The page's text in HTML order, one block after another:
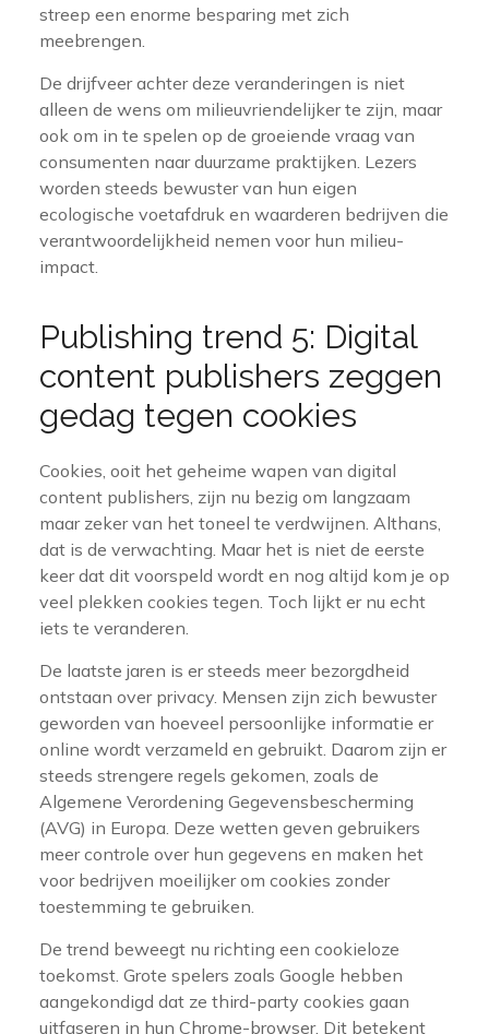
streep een enorme besparing met zich
meebrengen.
De drijfveer achter deze veranderingen is niet
alleen de wens om milieuvriendelijker te zijn, maar
ook om in te spelen op de groeiende vraag van
consumenten naar duurzame praktijken. Lezers
worden steeds bewuster van hun eigen
ecologische voetafdruk en waarderen bedrijven die
verantwoordelijkheid nemen voor hun milieu-
impact.
Publishing trend 5: Digital
content publishers zeggen
gedag tegen cookies
Cookies, ooit het geheime wapen van digital
content publishers, zijn nu bezig om langzaam
maar zeker van het toneel te verdwijnen. Althans,
dat is de verwachting. Maar het is niet de eerste
keer dat dit voorspeld wordt en nog altijd kom je op
veel plekken cookies tegen. Toch lijkt er nu echt
iets te veranderen.
De laatste jaren is er steeds meer bezorgdheid
ontstaan over privacy. Mensen zijn zich bewuster
geworden van hoeveel persoonlijke informatie er
online wordt verzameld en gebruikt. Daarom zijn er
steeds strengere regels gekomen, zoals de
Algemene Verordening Gegevensbescherming
(AVG) in Europa. Deze wetten geven gebruikers
meer controle over hun gegevens en maken het
voor bedrijven moeilijker om cookies zonder
toestemming te gebruiken.
De trend beweegt nu richting een cookieloze
toekomst. Grote spelers zoals Google hebben
aangekondigd dat ze third-party cookies gaan
uitfaseren in hun Chrome-browser. Dit betekent